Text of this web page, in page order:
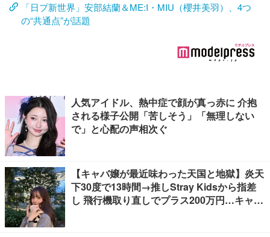
「日プ新世界」安部結蘭＆ME:I・MIU（櫻井美羽）、4つ
の“共通点”が話題
人気アイドル、熱中症で顔が真っ赤に 介抱
される様子公開「苦しそう」「無理しない
で」と心配の声相次ぐ
【キャバ嬢が最近味わった天国と地獄】炎天
下30度で13時間→推しStray Kidsから指差
し 飛行機取り直しでプラス200万円…キャバ